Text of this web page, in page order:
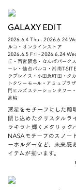
GALAXY EDIT
2026.6.4 Thu - 2026.6.24
ルコ・オンラインストア
2026.6.5 Fri - 2026.6.24
丘・西宮阪急・なんばパーク
ーレ・仙台パルコ・湘南T-
ラプレイス・小田急町田・タ
トタワーモール・アミュプラ
門ヒルズステーションタワー
高輪
惑星をモチーフにした照
閉じ込めたクリスタルラ
ラキラと輝くメタリックバ
NASAモチーフのスノー
ーホルダーなど、未来感
イテムが揃います。